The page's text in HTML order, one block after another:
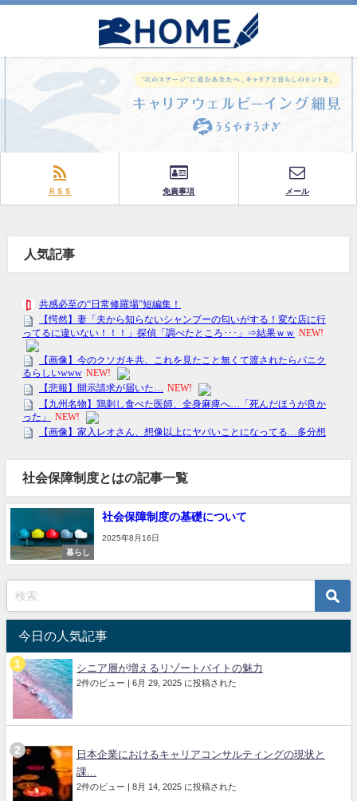
ＲＳＳ 免責事項 メール
人気記事
社会保障制度とはの記事一覧
暮らし
社会保障制度の基礎について
2025年8月16日
今日の人気記事
シニア層が増えるリゾートバイトの魅力
2件のビュー | 6月 29, 2025 に投稿された
日本企業におけるキャリアコンサルティングの現状と
課...
2件のビュー | 8月 14, 2025 に投稿された